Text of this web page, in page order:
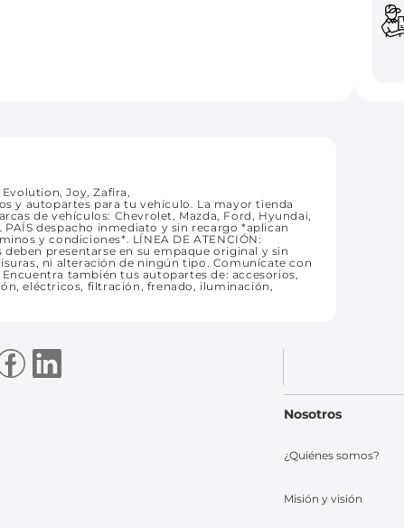
Joy, Zafira,
y autopartes para tu vehículo. La mayor tienda
de vehículos: Chevrolet, Mazda, Ford, Hyundai,
PAÍS despacho inmediato y sin recargo *aplican
y condiciones*. LÍNEA DE ATENCIÓN:
deben presentarse en su empaque original y sin
ni alteración de ningún tipo. Comunícate con
también tus autopartes de: accesorios,
eléctricos, filtración, frenado, iluminación,
Nosotros
¿Quiénes somos?
Misión y visión